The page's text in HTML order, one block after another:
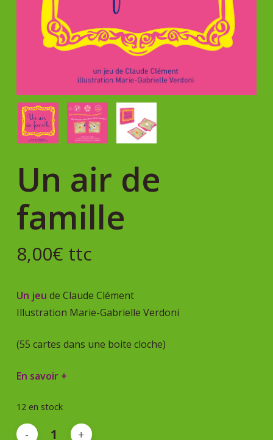
Un air de
famille
8,00€ ttc
Un jeu de Claude Clément
Illustration Marie-Gabrielle Verdoni
(55 cartes dans une boite cloche)
En savoir +
12 en stock